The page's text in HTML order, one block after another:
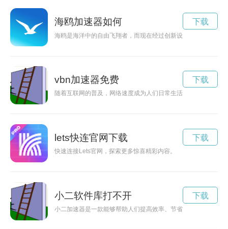
海鸥加速器如何
海鸥是海洋中的自由飞翔者，而现在经过创新设计，它们将能
下载
vbn加速器免费
随着互联网的普及，网络速度成为人们日常生活中不可或缺的
下载
lets快连官网下载
快速连接Lets官网，探索更多惊喜精彩内容。
下载
小二软件库打不开
小二加速器是一款能够帮助人们提高效率、节省时间的智能设
下载